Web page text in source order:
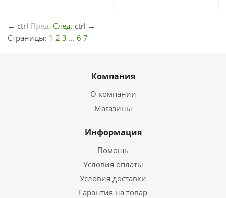
← ctrl Пред. След. ctrl →
Страницы: 1 2 3 ... 6 7
Компания
О компании
Магазины
Информация
Помощь
Условия оплаты
Условия доставки
Гарантия на товар